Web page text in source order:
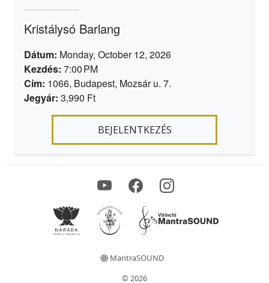
Kristálysó Barlang
Dátum: Monday, October 12, 2026
Kezdés: 7:00 PM
Cím: 1066, Budapest, Mozsár u. 7.
Jegyár: 3,990 Ft
BEJELENTKEZÉS
MantraSOUND
© 2026